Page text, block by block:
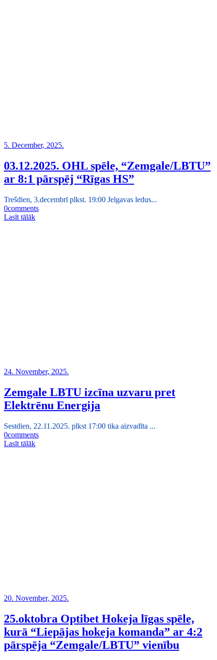
5. December, 2025.
03.12.2025. OHL spēle, “Zemgale/LBTU”
ar 8:1 pārspēj “Rīgas HS”
Trešdien, 3.decembrī plkst. 19:00 Jelgavas ledus...
0comments
Lasīt tālāk
24. November, 2025.
Zemgale LBTU izcīna uzvaru pret
Elektrēnu Energija
Sestdien, 22.11.2025. plkst 17:00 tika aizvadīta ...
0comments
Lasīt tālāk
20. November, 2025.
25.oktobra Optibet Hokeja līgas spēle,
kurā “Liepājas hokeja komanda” ar 4:2
pārspēja “Zemgale/LBTU” vienību